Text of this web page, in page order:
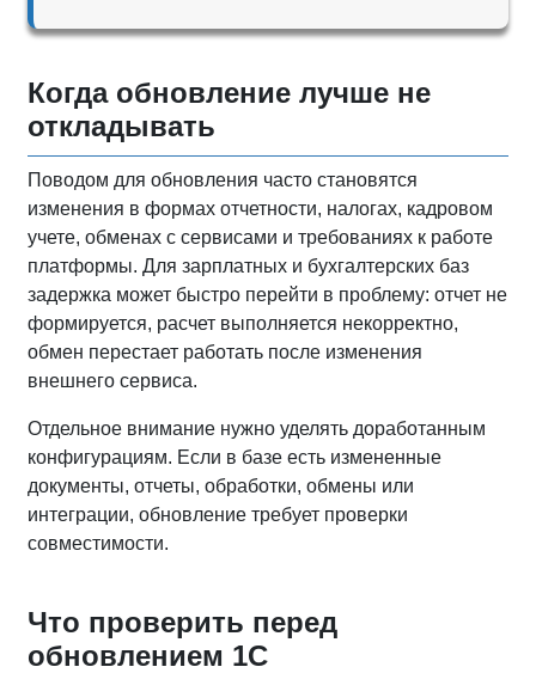
Когда обновление лучше не
откладывать
Поводом для обновления часто становятся
изменения в формах отчетности, налогах, кадровом
учете, обменах с сервисами и требованиях к работе
платформы. Для зарплатных и бухгалтерских баз
задержка может быстро перейти в проблему: отчет не
формируется, расчет выполняется некорректно,
обмен перестает работать после изменения
внешнего сервиса.
Отдельное внимание нужно уделять доработанным
конфигурациям. Если в базе есть измененные
документы, отчеты, обработки, обмены или
интеграции, обновление требует проверки
совместимости.
Что проверить перед
обновлением 1С